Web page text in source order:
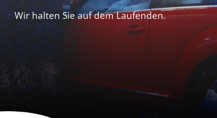
Wir halten Sie auf dem Laufenden.